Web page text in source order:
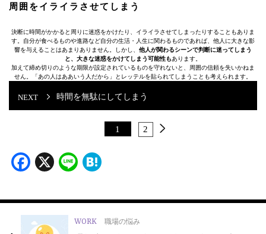
周囲をイライラさせてしまう
決断に時間がかかると周りに迷惑をかけたり、イライラさせてしまったりすることもありま
す。自分が食べるものや進路など自分の生活・人生に関わるものであれば、他人に大きな影
響を与えることはあまりありません。しかし、 他人が関わるシーンで判断に迷ってしまう
と、大きな迷惑をかけてしまう可能性もあります。
加えて締め切りのような期限が設定されているものを守れないと、周囲の信頼を失いかねま
せん。「あの人はああいう人だから」とレッテルを貼られてしまうことも考えられます。
時間を無駄にしてしまう
1 2
Facebook
X Line
WORK 職場の悩み